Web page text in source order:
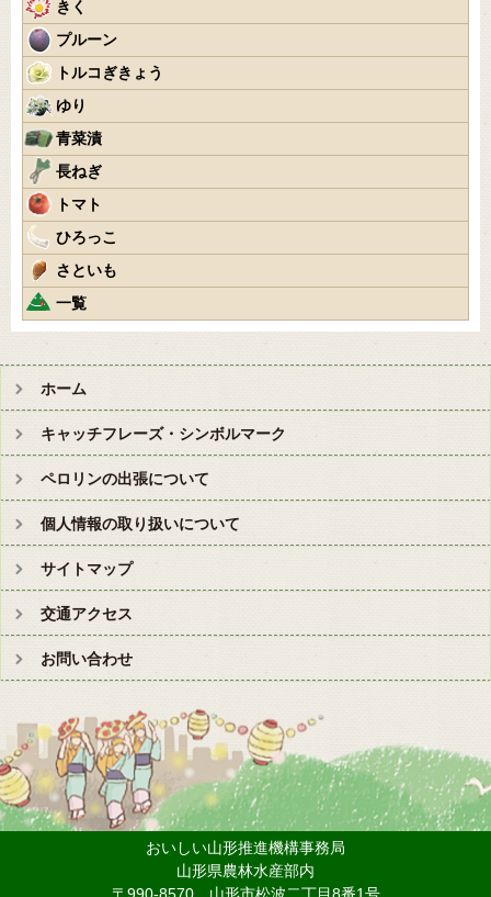
きく
プルーン
トルコぎきょう
ゆり
青菜漬
長ねぎ
トマト
ひろっこ
さといも
一覧
ホーム
キャッチフレーズ・シンボルマーク
ペロリンの出張について
個人情報の取り扱いについて
サイトマップ
交通アクセス
お問い合わせ
おいしい山形推進機構事務局
山形県農林水産部内